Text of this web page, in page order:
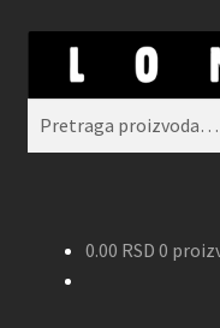
Preskoči
navigaciju
sadržaj
Pretraži
0.00 RSD 0